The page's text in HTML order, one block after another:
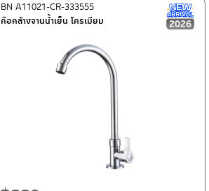
ก๊อกล้างจานน้ำเย็น โครเมียม
BN A11021-CR-333555